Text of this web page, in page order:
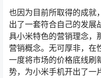
也因为目前所取得的成就
出了一套符合自己的发展
具小米特色的营销理念，
营销概念。无可厚非，在
一度将市场的价格底线刷
势，为小米手机开出了一